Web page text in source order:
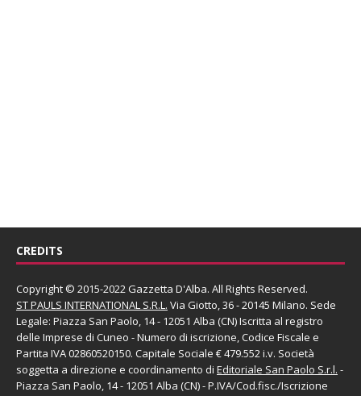
CREDITS
Copyright © 2015-2022 Gazzetta D'Alba. All Rights Reserved.
ST PAULS INTERNATIONAL S.R.L. Via Giotto, 36 - 20145 Milano. Sede
Legale: Piazza San Paolo, 14 - 12051 Alba (CN) Iscritta al registro
delle Imprese di Cuneo - Numero di iscrizione, Codice Fiscale e
Partita IVA 02860520150. Capitale Sociale € 479.552 i.v. Società
soggetta a direzione e coordinamento di Editoriale San Paolo S.r.l. -
Piazza San Paolo, 14 - 12051 Alba (CN) - P.IVA/Cod.fisc./Iscrizione